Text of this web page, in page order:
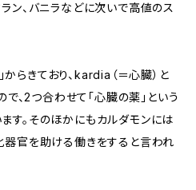
ン、バニラなどに次いで高値のス
らきており、kardia（＝心臓）と
、2つ合わせて「心臓の薬」という
す。そのほかにもカルダモンには
器官を助ける働きをすると言われ